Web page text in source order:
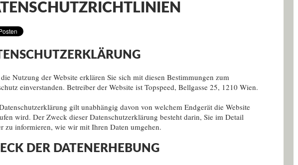
Nutzung der Website erklären Sie sich mit diesen Bestimmungen zum
einverstanden. Betreiber der Website ist Topspeed, Bellgasse 25, 1210 Wien.
gilt unabhängig davon von welchem Endgerät die Website
wird. Der Zweck dieser Datenschutzerklärung besteht darin, Sie im Detail
zu informieren, wie wir mit Ihren Daten umgehen.
DER DATENERHEBUNG